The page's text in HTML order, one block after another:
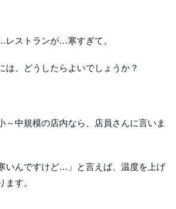
ストランが…寒すぎて。
は、どうしたらよいでしょうか？
～中規模の店内なら、店員さんに言いま
いんですけど…」と言えば、温度を上げ
す。